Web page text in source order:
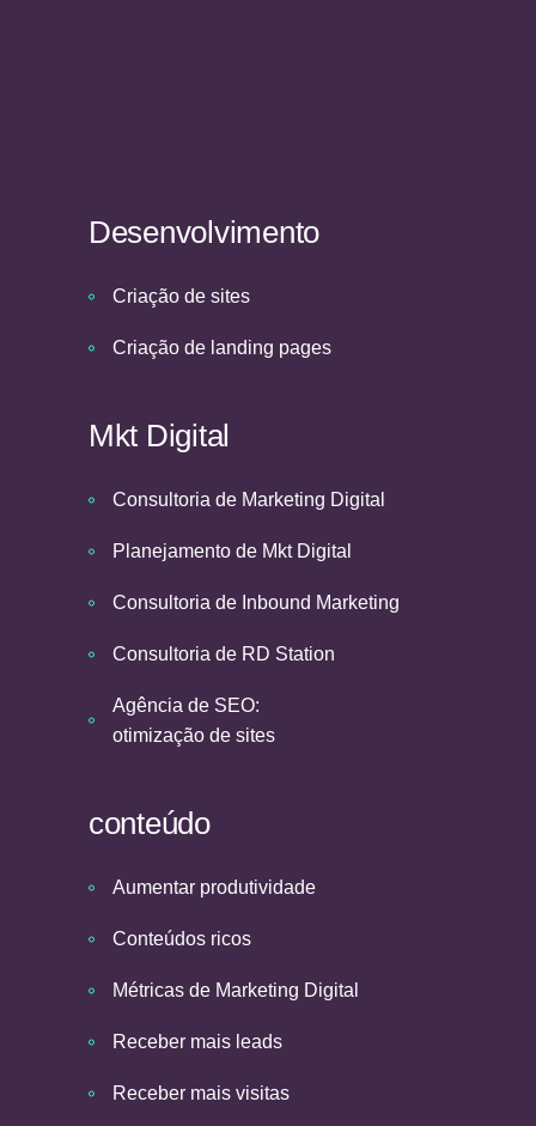
Desenvolvimento
Criação de sites
Criação de landing pages
Mkt Digital
Consultoria de Marketing Digital
Planejamento de Mkt Digital
Consultoria de Inbound Marketing
Consultoria de RD Station
Agência de SEO:
otimização de sites
conteúdo
Aumentar produtividade
Conteúdos ricos
Métricas de Marketing Digital
Receber mais leads
Receber mais visitas